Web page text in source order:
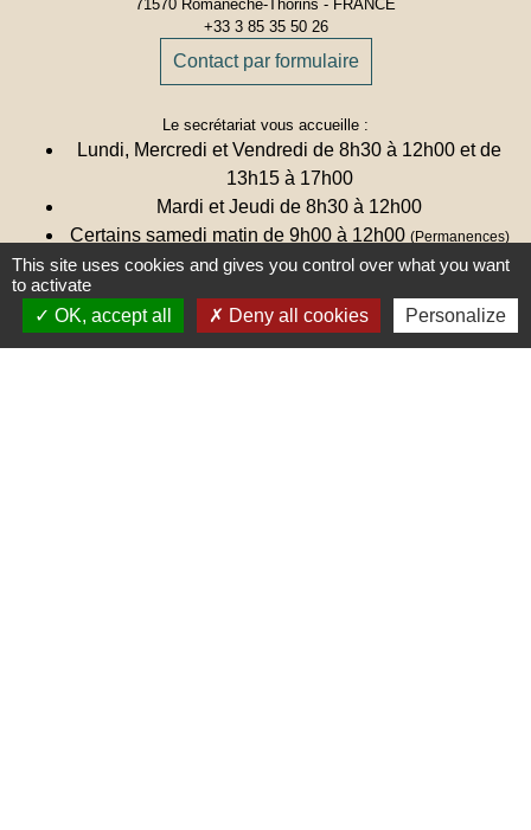
71570 Romanèche-Thorins - FRANCE
+33 3 85 35 50 26
Contact par formulaire
Le secrétariat vous accueille :
Lundi, Mercredi et Vendredi de 8h30 à 12h00 et de
13h15 à 17h00
Mardi et Jeudi de 8h30 à 12h00
Certains samedi matin de 9h00 à 12h00 (Permanences)
Calendrier des samedis de permanences
Une remarque ? Une suggestion ?
This site uses cookies and gives you control over what you want
to activate
OK, accept all
Deny all cookies Personalize